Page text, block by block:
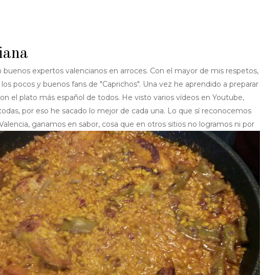
expertos valencianos en arroces. Con el mayor de mis respetos,
pocos y buenos fans de "Caprichos". Una vez he aprendido a preparar
el plato más español de todos. He visto varios vídeos en Youtube,
por eso he sacado lo mejor de cada una. Lo que sí reconocemos
ganamos en sabor, cosa que en otros sitios no logramos ni por